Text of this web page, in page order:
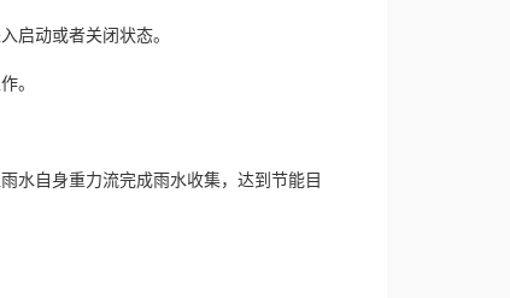
动或者关闭状态。
。
自身重力流完成雨水收集，达到节能目